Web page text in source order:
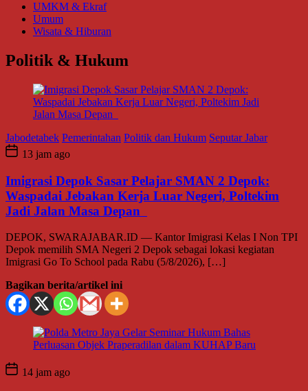
UMKM & Ekraf
Umum
Wisata & Hiburan
Politik & Hukum
Jabodetabek Pemerintahan Politik dan Hukum Seputar Jabar
13 jam ago
Imigrasi Depok Sasar Pelajar SMAN 2 Depok:
Waspadai Jebakan Kerja Luar Negeri, Poltekim
Jadi Jalan Masa Depan
DEPOK, SWARAJABAR.ID — Kantor Imigrasi Kelas I Non TPI
Depok memilih SMA Negeri 2 Depok sebagai lokasi kegiatan
Imigrasi Go To School pada Rabu (5/8/2026), […]
Bagikan berita/artikel ini
14 jam ago